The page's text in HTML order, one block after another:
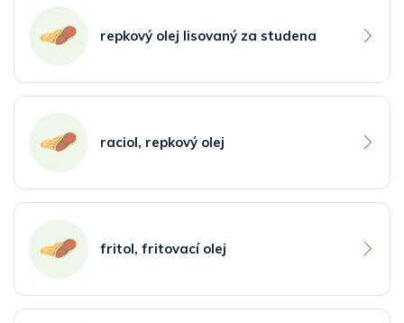
repkový olej lisovaný za studena
raciol, repkový olej
fritol, fritovací olej